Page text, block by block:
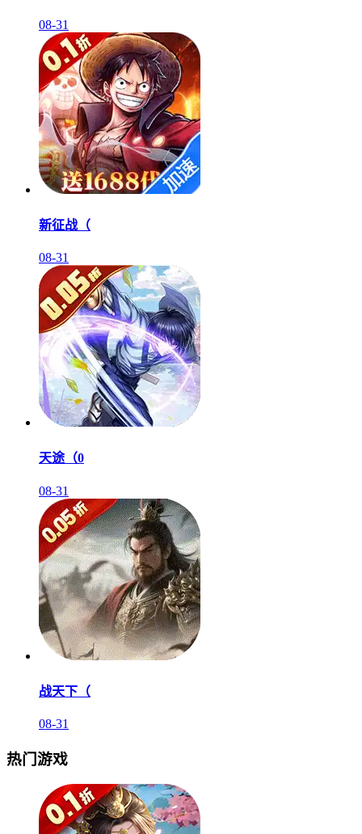
08-31
新征战（
08-31
天途（0
08-31
战天下（
08-31
热门游戏